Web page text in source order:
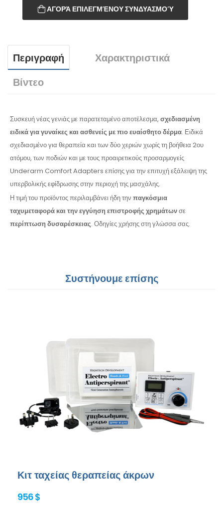
ΑΓΟΡΆ ΕΠΙΛΕΓΜΈΝΟΥ ΣΥΝΔΥΑΣΜΟΎ
Περιγραφή
Χαρακτηριστικά
Βίντεο
Συσκευή νέας γενιάς με παρατεταμένο αποτέλεσμα, σχεδιασμένη
ειδικά για γυναίκες και ασθενείς με πιο ευαίσθητο δέρμα. Ειδικά
σχεδιασμένο για θεραπεία και των δύο χεριών χωρίς τη βοήθεια 2ου
ατόμου, των ποδιών και με τους προαιρετικούς προσαρμογείς
Underarm Comfort Adapters επίσης για την επιτυχή εξάλειψη της
υπερβολικής εφίδρωσης στην περιοχή της μασχάλης.
Η τιμή του προϊόντος περιλαμβάνει ήδη την παγκόσμια
ταχυμεταφορά και την εγγύηση επιστροφής χρημάτωνσε
περίπτωση δυσαρέσκειας. Οδηγίες χρήσηςστη γλώσσα σας.
Συστήνουμε επίσης
Κιτ ταχείας θεραπείας άκρων
956 $